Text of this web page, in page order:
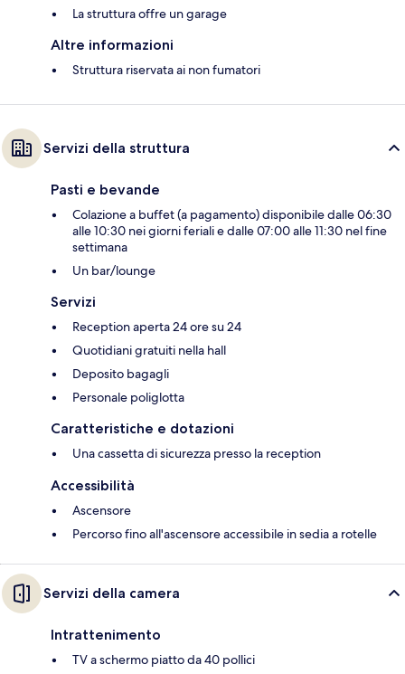
La struttura offre un garage
Altre informazioni
Struttura riservata ai non fumatori
Servizi della struttura
Pasti e bevande
Colazione a buffet (a pagamento) disponibile dalle 06:30
alle 10:30 nei giorni feriali e dalle 07:00 alle 11:30 nel fine
settimana
Un bar/lounge
Servizi
Reception aperta 24 ore su 24
Quotidiani gratuiti nella hall
Deposito bagagli
Personale poliglotta
Caratteristiche e dotazioni
Una cassetta di sicurezza presso la reception
Accessibilità
Ascensore
Percorso fino all'ascensore accessibile in sedia a rotelle
Servizi della camera
Intrattenimento
TV a schermo piatto da 40 pollici